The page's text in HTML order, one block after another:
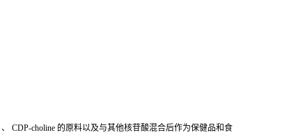
CDP-choline 的原料以及与其他核苷酸混合后作为保健品和食